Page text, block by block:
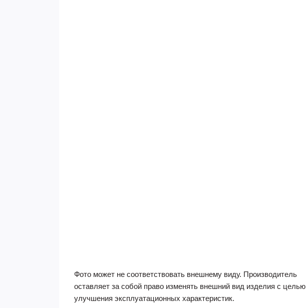
Фото может не соответствовать внешнему виду. Производитель
оставляет за собой право изменять внешний вид изделия с целью
улучшения эксплуатационных характеристик.